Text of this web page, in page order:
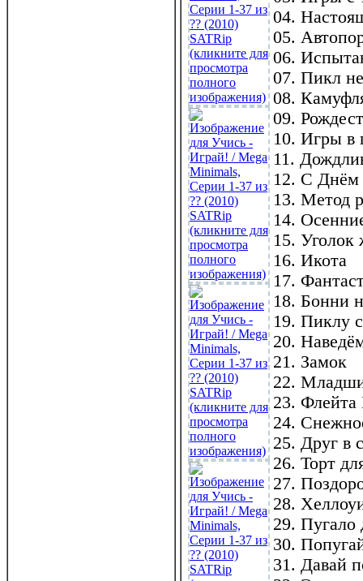
04.
05.
06.
07. Пикл
08.
09.
10. Игры в
11.
12. С Днём
13. Метод
14.
15. Уголок
16. Икота
17.
18. Бонни
19. Пиклу
20.
21. Замок
22.
23. Флейта
24.
25. Друг в
26. Торт
27.
28.
29. Пугало
30.
31. Давай